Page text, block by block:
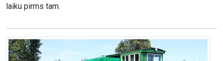
laiku pirms tam.